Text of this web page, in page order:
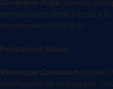
Geneviève Pagé (science
reproductives: revoir l’accès à
reproductive (199 970 $)
Programme Savoir
Véronique Cnockaert (études
l’intelligence en embuscade.